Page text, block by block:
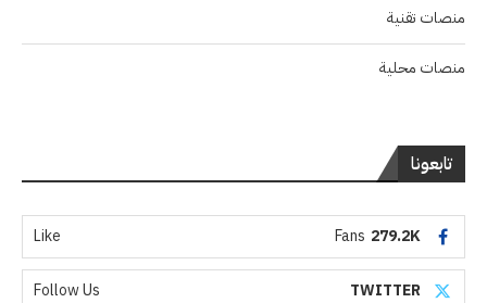
منصات تقنية
منصات محلية
تابعونا
279.2K
Fans
Like
TWITTER
Follow Us